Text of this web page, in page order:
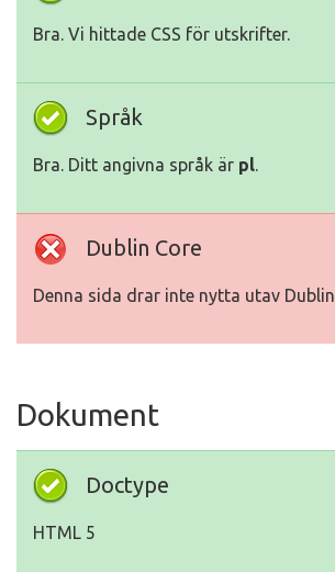
Bra. Vi hittade CSS för utskrifter.
Språk
Bra. Ditt angivna språk är pl.
Dublin Core
Denna sida drar inte nytta utav
Dokument
Doctype
HTML 5